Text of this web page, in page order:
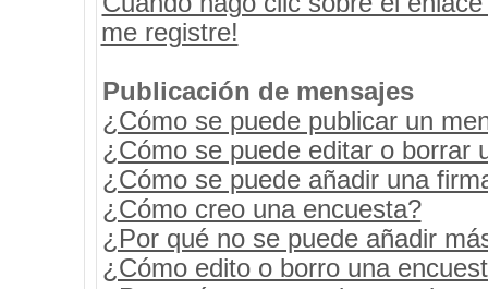
me registre!
Publicación de mensajes
¿Cómo se puede publicar un
¿Cómo se puede editar o borrar
¿Cómo se puede añadir una
¿Cómo creo una encuesta?
¿Por qué no se puede añadir
¿Cómo edito o borro una